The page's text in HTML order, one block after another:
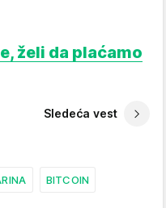
želi da plaćamo
Sledeća vest
BITCOIN